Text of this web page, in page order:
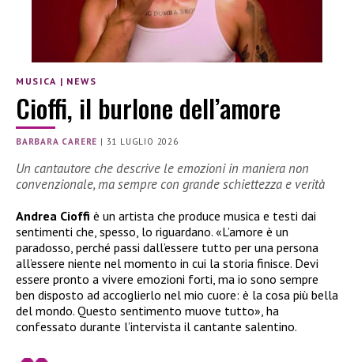
MUSICA | NEWS
Cioffi, il burlone dell’amore
BARBARA CARERE | 31 LUGLIO 2026
Un cantautore che descrive le emozioni in maniera non
convenzionale, ma sempre con grande schiettezza e verità
Andrea Cioffi è un artista che produce musica e testi dai
sentimenti che, spesso, lo riguardano. «L’amore è un
paradosso, perché passi dall’essere tutto per una persona
all’essere niente nel momento in cui la storia finisce. Devi
essere pronto a vivere emozioni forti, ma io sono sempre
ben disposto ad accoglierlo nel mio cuore: è la cosa più bella
del mondo. Questo sentimento muove tutto», ha
confessato durante l’intervista il cantante salentino.